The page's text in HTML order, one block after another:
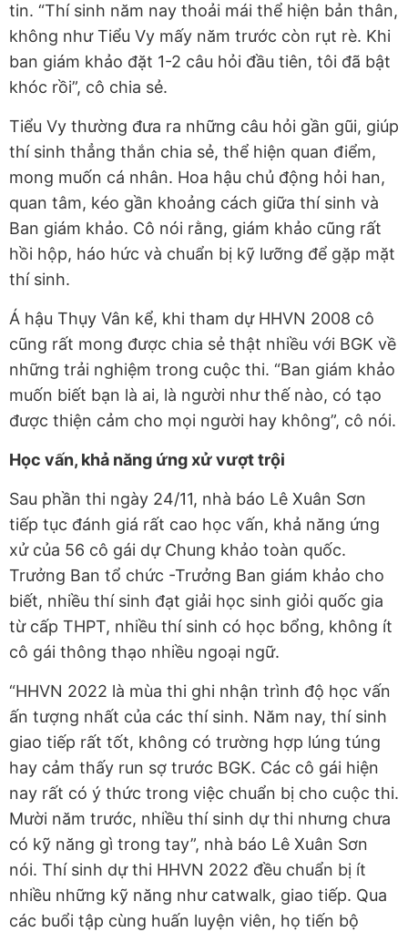
tin. “Thí sinh năm nay thoải mái thể hiện bản thân,
không như Tiểu Vy mấy năm trước còn rụt rè. Khi
ban giám khảo đặt 1-2 câu hỏi đầu tiên, tôi đã bật
khóc rồi”, cô chia sẻ.
Tiểu Vy thường đưa ra những câu hỏi gần gũi, giúp
thí sinh thẳng thắn chia sẻ, thể hiện quan điểm,
mong muốn cá nhân. Hoa hậu chủ động hỏi han,
quan tâm, kéo gần khoảng cách giữa thí sinh và
Ban giám khảo. Cô nói rằng, giám khảo cũng rất
hồi hộp, háo hức và chuẩn bị kỹ lưỡng để gặp mặt
thí sinh.
Á hậu Thụy Vân kể, khi tham dự HHVN 2008 cô
cũng rất mong được chia sẻ thật nhiều với BGK về
những trải nghiệm trong cuộc thi. “Ban giám khảo
muốn biết bạn là ai, là người như thế nào, có tạo
được thiện cảm cho mọi người hay không”, cô nói.
Học vấn, khả năng ứng xử vượt trội
Sau phần thi ngày 24/11, nhà báo Lê Xuân Sơn
tiếp tục đánh giá rất cao học vấn, khả năng ứng
xử của 56 cô gái dự Chung khảo toàn quốc.
Trưởng Ban tổ chức -Trưởng Ban giám khảo cho
biết, nhiều thí sinh đạt giải học sinh giỏi quốc gia
từ cấp THPT, nhiều thí sinh có học bổng, không ít
cô gái thông thạo nhiều ngoại ngữ.
“HHVN 2022 là mùa thi ghi nhận trình độ học vấn
ấn tượng nhất của các thí sinh. Năm nay, thí sinh
giao tiếp rất tốt, không có trường hợp lúng túng
hay cảm thấy run sợ trước BGK. Các cô gái hiện
nay rất có ý thức trong việc chuẩn bị cho cuộc thi.
Mười năm trước, nhiều thí sinh dự thi nhưng chưa
có kỹ năng gì trong tay”, nhà báo Lê Xuân Sơn
nói. Thí sinh dự thi HHVN 2022 đều chuẩn bị ít
nhiều những kỹ năng như catwalk, giao tiếp. Qua
các buổi tập cùng huấn luyện viên, họ tiến bộ